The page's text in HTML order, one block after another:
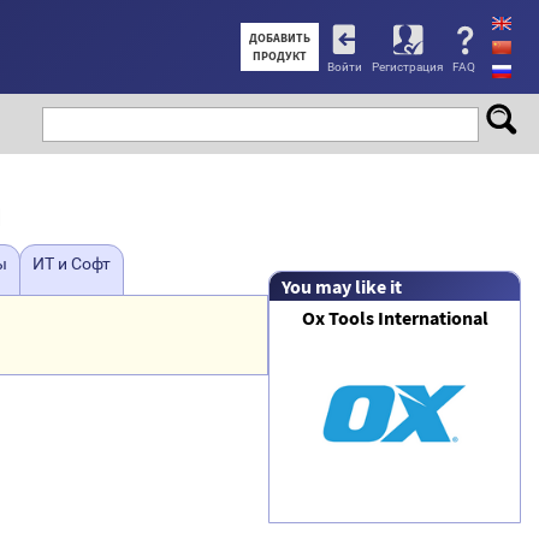
ДОБАВИТЬ
ПРОДУКТ
User
account
menu
Войти Регистрация FAQ
ИТ и Софт
You may like it
Ox Tools International